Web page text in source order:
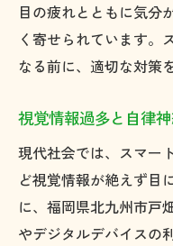
目の疲れとともに気分
く寄せられています。
なる前に、適切な対策
視覚情報過多と自律
現代社会では、スマー
ど視覚情報が絶えず目
に、福岡県北九州市戸
やデジタルデバイスの